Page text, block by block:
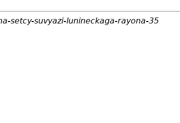
setcy-suvyazi-lunineckaga-rayona-35